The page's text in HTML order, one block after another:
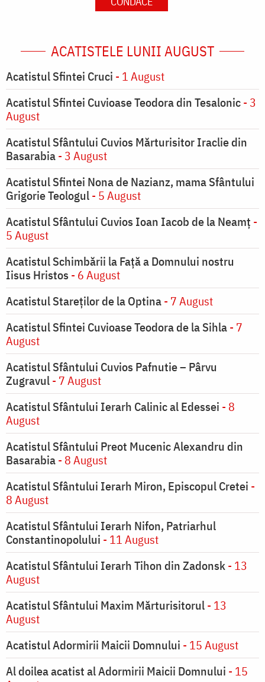
ACATISTELE LUNII AUGUST
Acatistul Sfintei Cruci - 1 August
Acatistul Sfintei Cuvioase Teodora din Tesalonic- 3
August
Acatistul Sfântului Cuvios Mărturisitor Iraclie din
Basarabia- 3 August
Acatistul Sfintei Nona de Nazianz, mama Sfântului
Grigorie Teologul- 5 August
Acatistul Sfântului Cuvios Ioan Iacob de la Neamț -
5 August
Acatistul Schimbării la Faţă a Domnului nostru
Iisus Hristos - 6 August
Acatistul Stareţilor de la Optina- 7 August
Acatistul Sfintei Cuvioase Teodora de la Sihla- 7
August
Acatistul Sfântului Cuvios Pafnutie – Pârvu
Zugravul- 7 August
Acatistul Sfântului Ierarh Calinic al Edessei - 8
August
Acatistul Sfântului Preot Mucenic Alexandru din
Basarabia- 8 August
Acatistul Sfântului Ierarh Miron, Episcopul Cretei -
8 August
Acatistul Sfântului Ierarh Nifon, Patriarhul
Constantinopolului - 11 August
Acatistul Sfântului Ierarh Tihon din Zadonsk- 13
August
Acatistul Sfântului Maxim Mărturisitorul- 13
August
Acatistul Adormirii Maicii Domnului - 15 August
Al doilea acatist al Adormirii Maicii Domnului - 15